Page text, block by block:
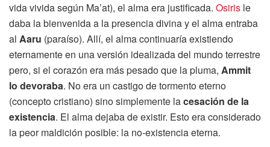
vida vivida según Ma’at), el alma era justificada. Osiris le
daba la bienvenida a la presencia divina y el alma entraba
al Aaru (paraíso). Allí, el alma continuaría existiendo
eternamente en una versión idealizada del mundo terrestre
pero, si el corazón era más pesado que la pluma, Ammit
lo devoraba. No era un castigo de tormento eterno
(concepto cristiano) sino simplemente lacesación de la
existencia. El alma dejaba de existir. Esto era considerado
la peor maldición posible: la no-existencia eterna.